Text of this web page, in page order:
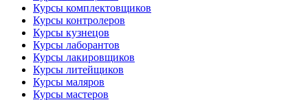
Курсы комплектовщиков
Курсы контролеров
Курсы кузнецов
Курсы лаборантов
Курсы лакировщиков
Курсы литейщиков
Курсы маляров
Курсы мастеров